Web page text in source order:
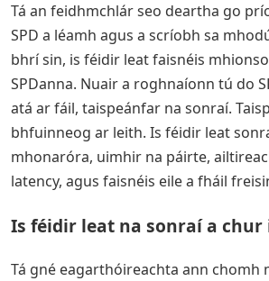
Tá an feidhmchlár seo deartha go
SPD a léamh agus a scríobh sa
bhrí sin, is féidir leat faisnéis
SPDanna. Nuair a roghnaíonn tú do
atá ar fáil, taispeánfar na sonraí.
bhfuinneog ar leith. Is féidir leat
mhonaróra, uimhir na páirte,
latency, agus faisnéis eile a fháil
Is féidir leat na sonraí a chur
Tá gné eagarthóireachta ann chomh